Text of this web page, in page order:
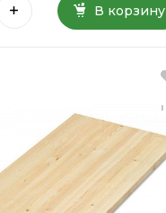
В корзину